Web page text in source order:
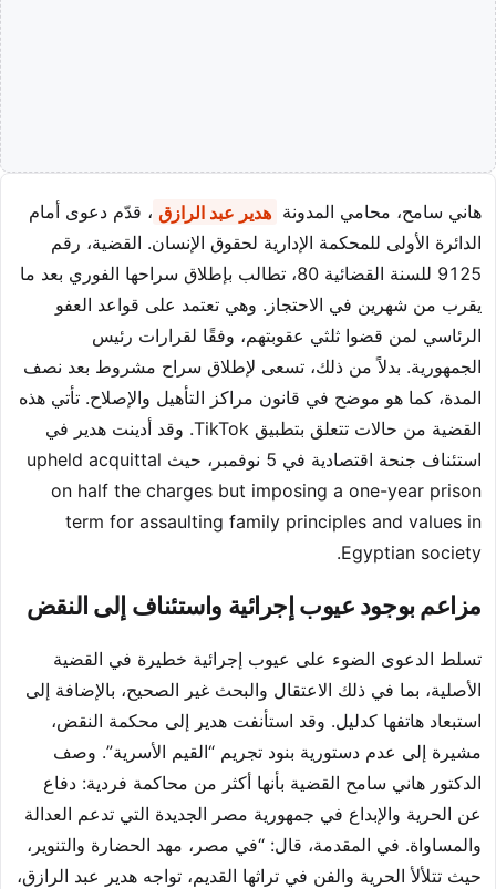
هاني سامح، محامي المدونة هدير عبد الرازق ، قدّم دعوى أمام
الدائرة الأولى للمحكمة الإدارية لحقوق الإنسان. القضية، رقم
9125 للسنة القضائية 80، تطالب بإطلاق سراحها الفوري بعد ما
يقرب من شهرين في الاحتجاز. وهي تعتمد على قواعد العفو
الرئاسي لمن قضوا ثلثي عقوبتهم، وفقًا لقرارات رئيس
الجمهورية. بدلاً من ذلك، تسعى لإطلاق سراح مشروط بعد نصف
المدة، كما هو موضح في قانون مراكز التأهيل والإصلاح. تأتي هذه
القضية من حالات تتعلق بتطبيق TikTok. وقد أدينت هدير في
استئناف جنحة اقتصادية في 5 نوفمبر، حيث upheld acquittal
on half the charges but imposing a one-year prison
term for assaulting family principles and values in
Egyptian society.
مزاعم بوجود عيوب إجرائية واستئناف إلى النقض
تسلط الدعوى الضوء على عيوب إجرائية خطيرة في القضية
الأصلية، بما في ذلك الاعتقال والبحث غير الصحيح، بالإضافة إلى
استبعاد هاتفها كدليل. وقد استأنفت هدير إلى محكمة النقض،
مشيرة إلى عدم دستورية بنود تجريم “القيم الأسرية”. وصف
الدكتور هاني سامح القضية بأنها أكثر من محاكمة فردية: دفاع
عن الحرية والإبداع في جمهورية مصر الجديدة التي تدعم العدالة
والمساواة. في المقدمة، قال: “في مصر، مهد الحضارة والتنوير،
حيث تتلألأ الحرية والفن في تراثها القديم، تواجه هدير عبد الرازق،